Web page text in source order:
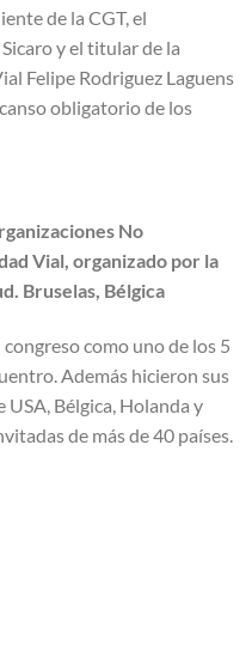
de la CGT, el
y el titular de la
Felipe Rodriguez Laguens
obligatorio de los
No
Vial, organizado por la
Bruselas, Bélgica
como uno de los 5
Además hicieron sus
Bélgica, Holanda y
de más de 40 países.